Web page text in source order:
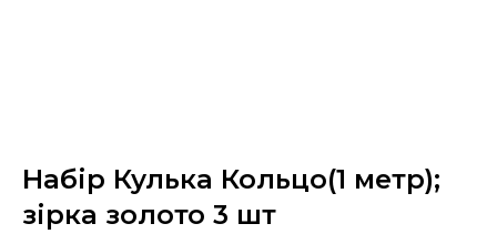
Набір Кулька Кольцо(1 метр);
зірка золото 3 шт